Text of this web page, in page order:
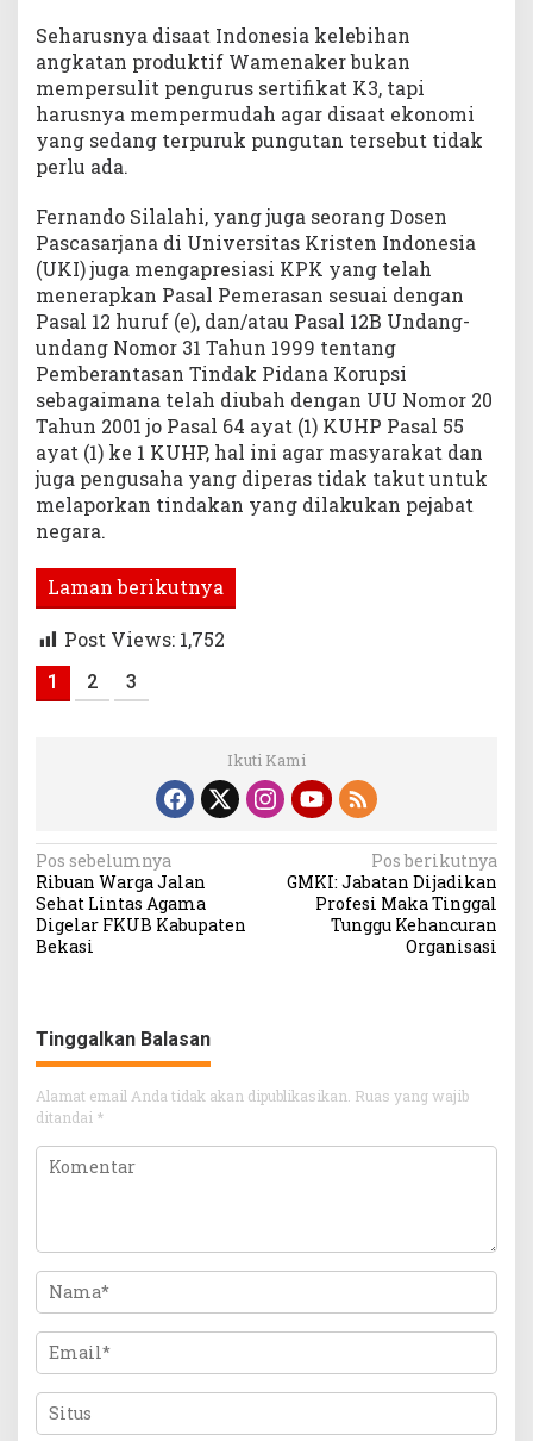
Seharusnya disaat Indonesia kelebihan
angkatan produktif Wamenaker bukan
mempersulit pengurus sertifikat K3, tapi
harusnya mempermudah agar disaat ekonomi
yang sedang terpuruk pungutan tersebut tidak
perlu ada.
Fernando Silalahi, yang juga seorang Dosen
Pascasarjana di Universitas Kristen Indonesia
(UKI) juga mengapresiasi KPK yang telah
menerapkan Pasal Pemerasan sesuai dengan
Pasal 12 huruf (e), dan/atau Pasal 12B Undang-
undang Nomor 31 Tahun 1999 tentang
Pemberantasan Tindak Pidana Korupsi
sebagaimana telah diubah dengan UU Nomor 20
Tahun 2001 jo Pasal 64 ayat (1) KUHP Pasal 55
ayat (1) ke 1 KUHP, hal ini agar masyarakat dan
juga pengusaha yang diperas tidak takut untuk
melaporkan tindakan yang dilakukan pejabat
negara.
Laman berikutnya
Post Views: 1,752
1 2 3
Ikuti Kami
Navigasi
pos
Pos sebelumnya
Ribuan Warga Jalan
Sehat Lintas Agama
Digelar FKUB Kabupaten
Bekasi
Pos berikutnya
GMKI: Jabatan Dijadikan
Profesi Maka Tinggal
Tunggu Kehancuran
Organisasi
Tinggalkan Balasan
Alamat email Anda tidak akan dipublikasikan. Ruas yang wajib
ditandai *